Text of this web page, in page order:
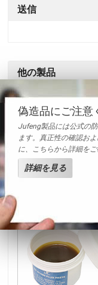
送信
他の製品
偽造品にご注意
Jufeng製品には公式の
ます。真正性の確認お
に、こちらから詳細をご
詳細を見る